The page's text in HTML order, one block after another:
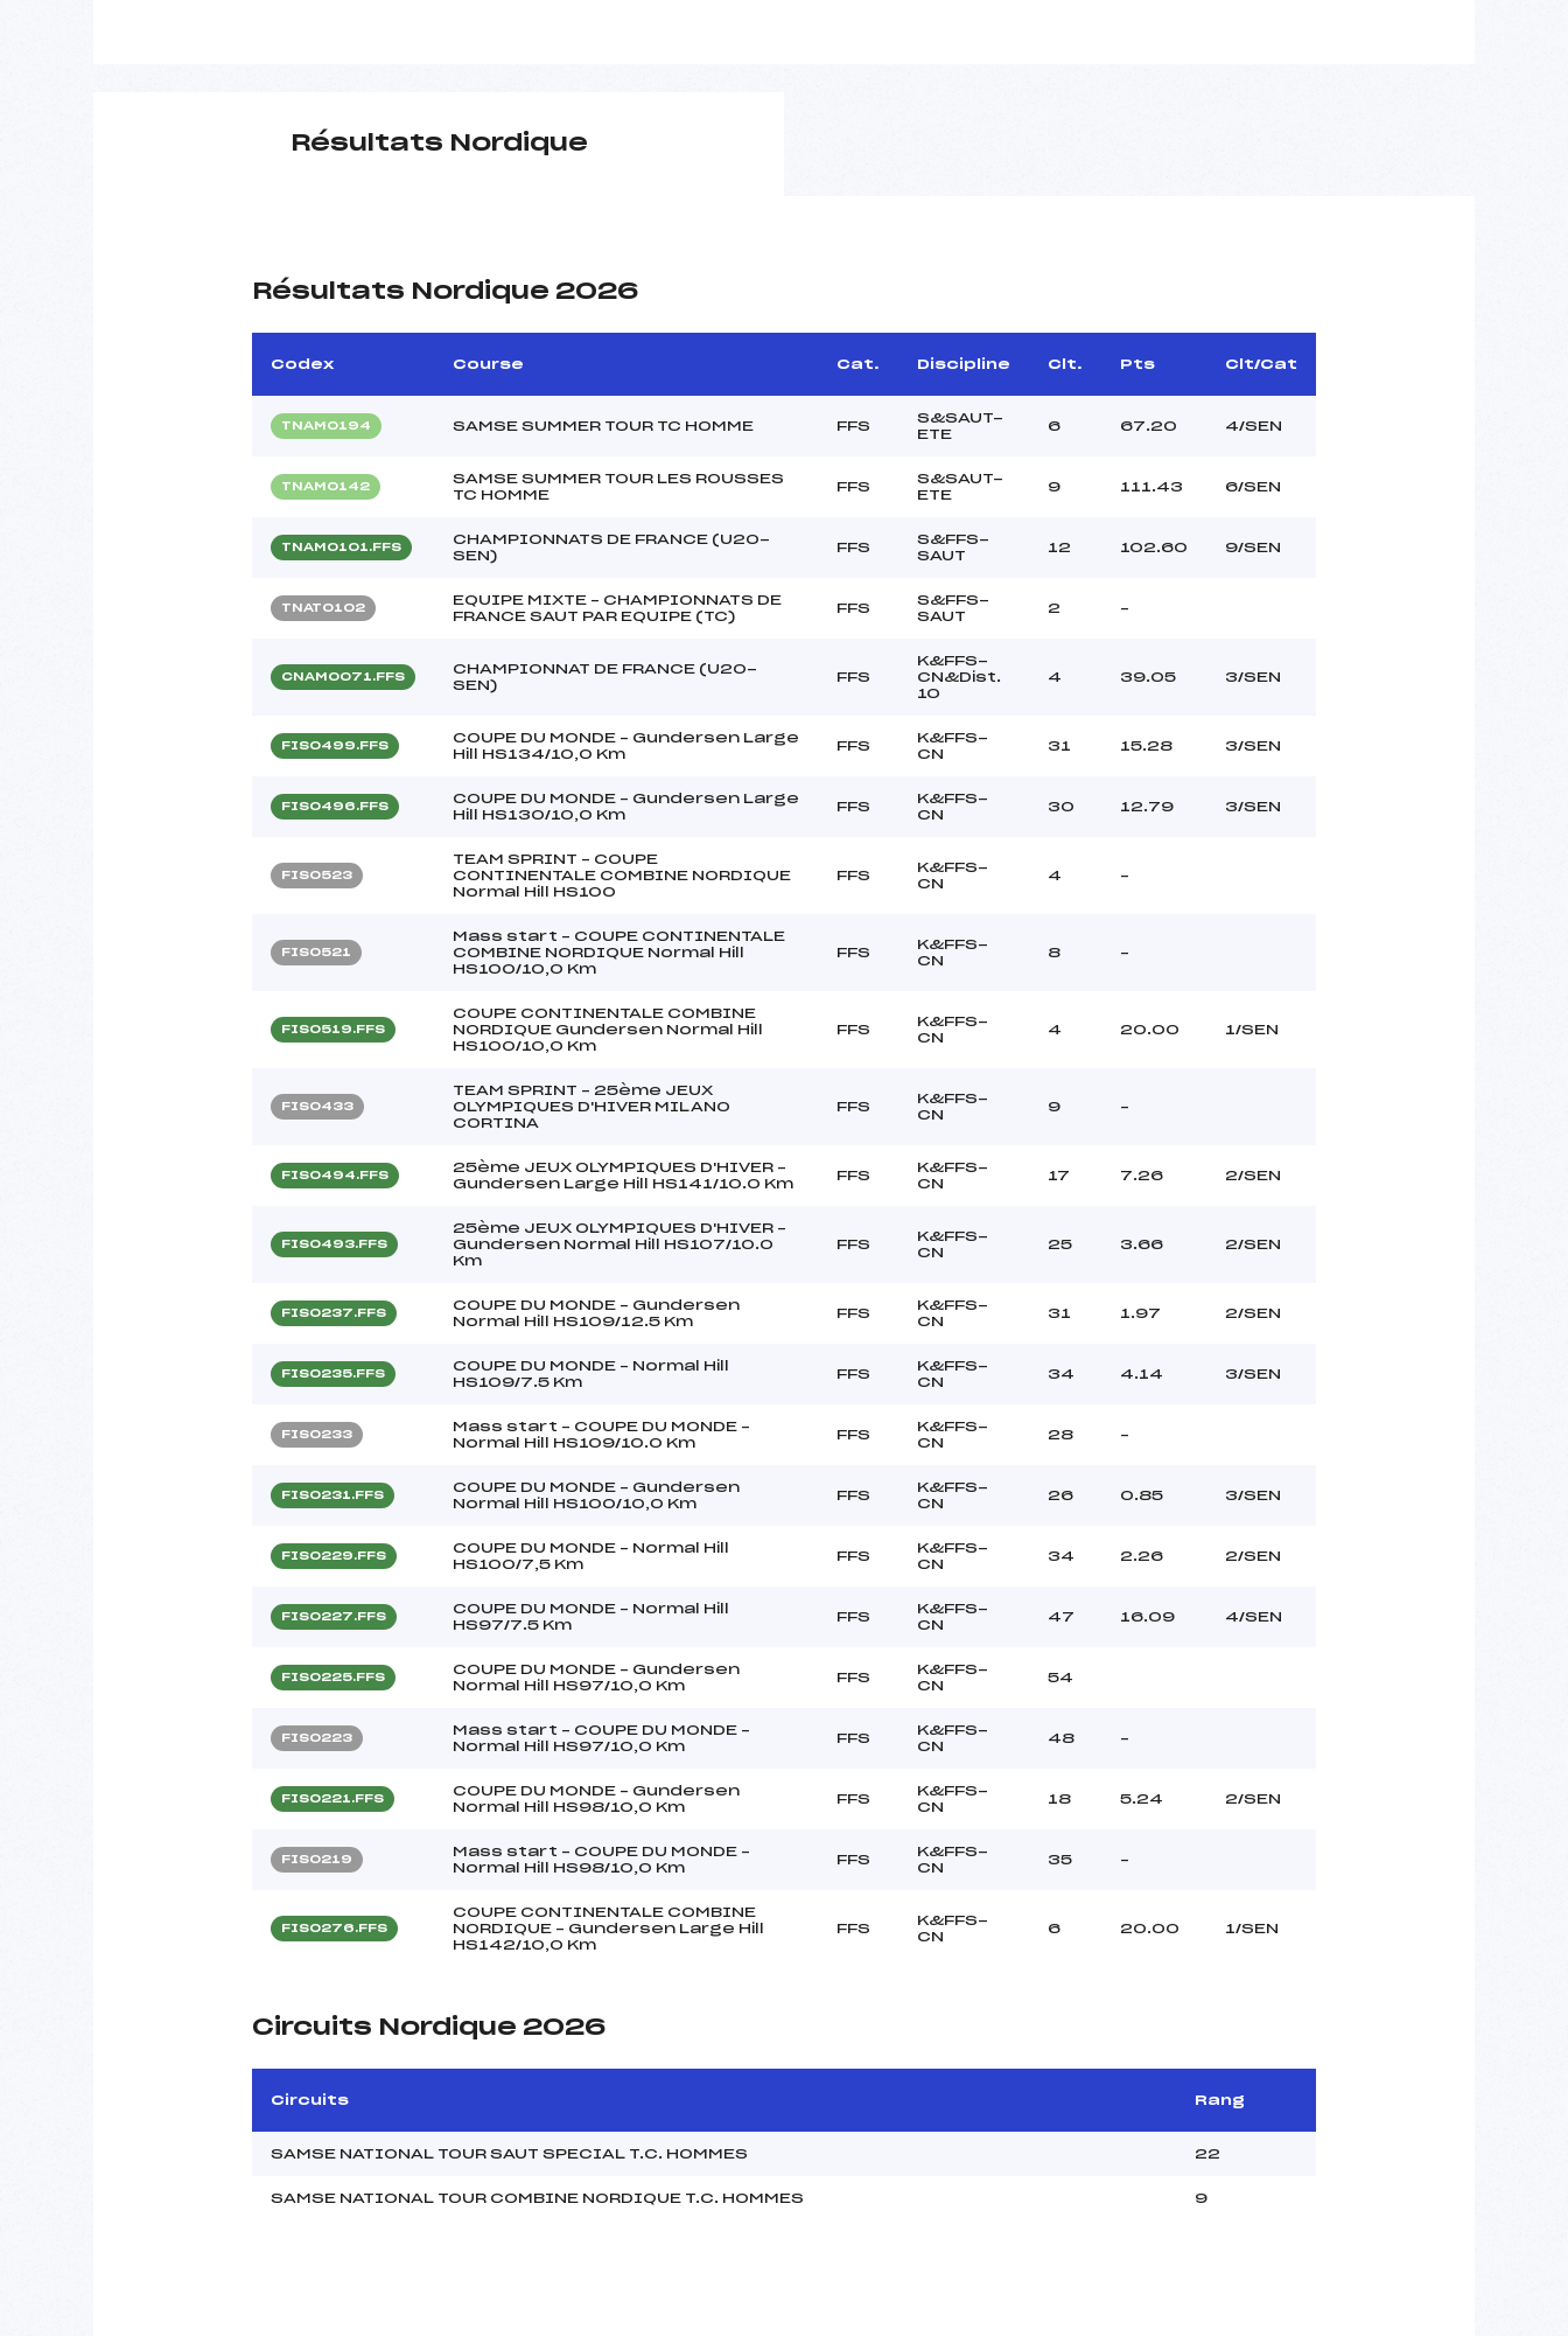
Résultats Nordique
Résultats Nordique 2026
Codex Course Cat. Discipline Clt. Pts Clt/Cat
TNAM0194 SAMSE SUMMER TOUR TC HOMME FFS
S&SAUT-
ETE
6 67.20 4/SEN
TNAM0142
SAMSE SUMMER TOUR LES ROUSSES
TC HOMME
FFS
S&SAUT-
ETE
9 111.43 6/SEN
TNAM0101.FFS
CHAMPIONNATS DE FRANCE (U20-
SEN)
FFS
S&FFS-
SAUT
12 102.60 9/SEN
TNAT0102
EQUIPE MIXTE – CHAMPIONNATS DE
FRANCE SAUT PAR EQUIPE (TC)
FFS
S&FFS-
SAUT
2 –
CNAM0071.FFS
CHAMPIONNAT DE FRANCE (U20-
SEN)
FFS
K&FFS-
CN&Dist.
10
4 39.05 3/SEN
FIS0499.FFS
COUPE DU MONDE – Gundersen Large
Hill HS134/10,0 Km
FFS
K&FFS-
CN
31 15.28 3/SEN
FIS0496.FFS
COUPE DU MONDE – Gundersen Large
Hill HS130/10,0 Km
FFS
K&FFS-
CN
30 12.79 3/SEN
FIS0523
TEAM SPRINT – COUPE
CONTINENTALE COMBINE NORDIQUE
Normal Hill HS100
FFS
K&FFS-
CN
4 –
FIS0521
Mass start – COUPE CONTINENTALE
COMBINE NORDIQUE Normal Hill
HS100/10,0 Km
FFS
K&FFS-
CN
8 –
FIS0519.FFS
COUPE CONTINENTALE COMBINE
NORDIQUE Gundersen Normal Hill
HS100/10,0 Km
FFS
K&FFS-
CN
4 20.00 1/SEN
FIS0433
TEAM SPRINT – 25ème JEUX
OLYMPIQUES D'HIVER MILANO
CORTINA
FFS
K&FFS-
CN
9 –
FIS0494.FFS
25ème JEUX OLYMPIQUES D'HIVER –
Gundersen Large Hill HS141/10.0 Km
FFS
K&FFS-
CN
17 7.26 2/SEN
FIS0493.FFS
25ème JEUX OLYMPIQUES D'HIVER –
Gundersen Normal Hill HS107/10.0
Km
FFS
K&FFS-
CN
25 3.66 2/SEN
FIS0237.FFS
COUPE DU MONDE – Gundersen
Normal Hill HS109/12.5 Km
FFS
K&FFS-
CN
31 1.97 2/SEN
FIS0235.FFS
COUPE DU MONDE – Normal Hill
HS109/7.5 Km
FFS
K&FFS-
CN
34 4.14 3/SEN
FIS0233
Mass start – COUPE DU MONDE –
Normal Hill HS109/10.0 Km
FFS
K&FFS-
CN
28 –
FIS0231.FFS
COUPE DU MONDE – Gundersen
Normal Hill HS100/10,0 Km
FFS
K&FFS-
CN
26 0.85 3/SEN
FIS0229.FFS
COUPE DU MONDE – Normal Hill
HS100/7,5 Km
FFS
K&FFS-
CN
34 2.26 2/SEN
FIS0227.FFS
COUPE DU MONDE – Normal Hill
HS97/7.5 Km
FFS
K&FFS-
CN
47 16.09 4/SEN
FIS0225.FFS
COUPE DU MONDE – Gundersen
Normal Hill HS97/10,0 Km
FFS
K&FFS-
CN
54
FIS0223
Mass start – COUPE DU MONDE –
Normal Hill HS97/10,0 Km
FFS
K&FFS-
CN
48 –
FIS0221.FFS
COUPE DU MONDE – Gundersen
Normal Hill HS98/10,0 Km
FFS
K&FFS-
CN
18 5.24 2/SEN
FIS0219
Mass start – COUPE DU MONDE –
Normal Hill HS98/10,0 Km
FFS
K&FFS-
CN
35 –
FIS0276.FFS
COUPE CONTINENTALE COMBINE
NORDIQUE – Gundersen Large Hill
HS142/10,0 Km
FFS
K&FFS-
CN
6 20.00 1/SEN
Circuits Nordique 2026
Circuits Rang
SAMSE NATIONAL TOUR SAUT SPECIAL T.C. HOMMES 22
SAMSE NATIONAL TOUR COMBINE NORDIQUE T.C. HOMMES 9